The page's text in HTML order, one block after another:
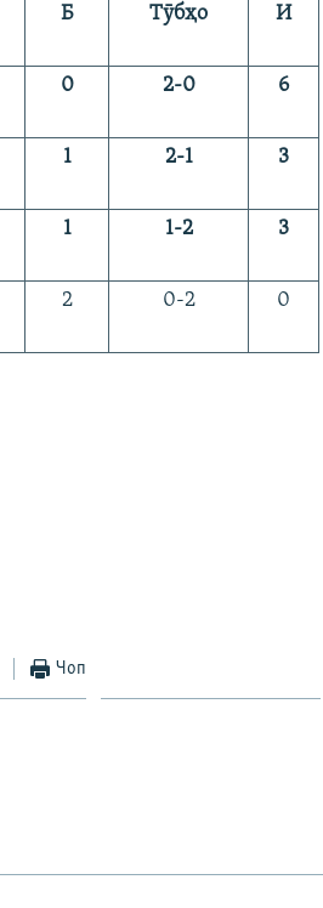
Б Тӯбҳо И
0 2-0 6
1 2-1 3
1 1-2 3
2 0-2 0
Чоп